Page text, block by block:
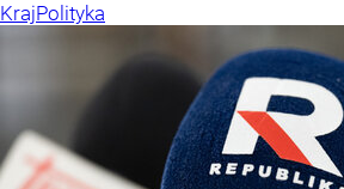
KrajPolityka